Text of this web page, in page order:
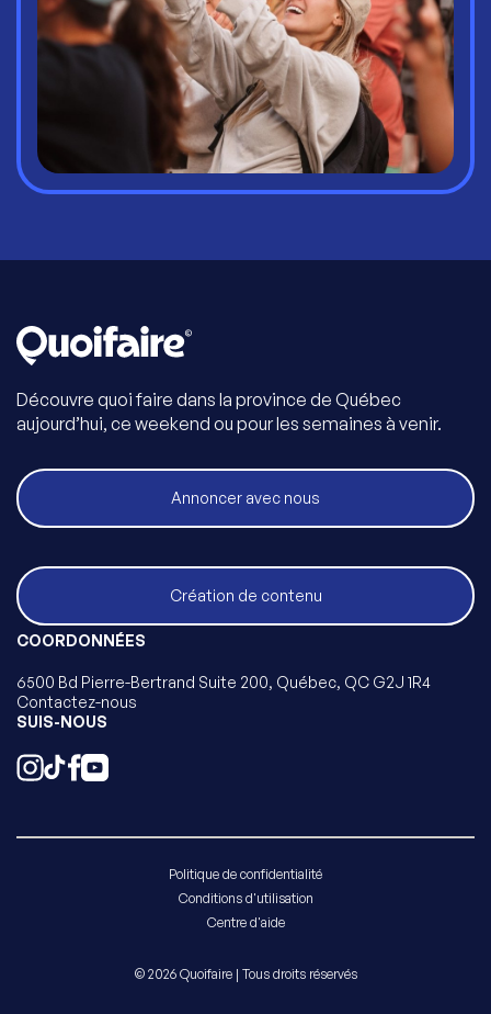
Découvre quoi faire dans la province de Québec
aujourd’hui, ce weekend ou pour les semaines à venir.
Annoncer avec nous
Création de contenu
COORDONNÉES
6500 Bd Pierre-Bertrand Suite 200, Québec, QC G2J 1R4
Contactez-nous
SUIS-NOUS
Politique de confidentialité
Conditions d'utilisation
Centre d'aide
© 2026 Quoifaire | Tous droits réservés